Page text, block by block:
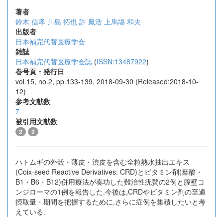
著者
鈴木 信孝 川島 拓也 許 鳳浩 上馬塲 和夫
出版者
日本補完代替医療学会
雑誌
日本補完代替医療学会誌 (ISSN:13487922)
巻号頁・発行日
vol.15, no.2, pp.133-139, 2018-09-30 (Released:2018-10-
12)
参考文献数
7
被引用文献数
2 2
ハトムギの外殻・薄皮・渋皮を含む全粒熱水抽出エキス
(Coix-seed Reactive Derivatives: CRD)とビタミン剤(葉酸・
B1・B6・B12)併用療法が奏功した難治性疣贅の2例と膣壁コ
ンジローマの1例を報告した.今後は,CRDやビタミン剤の至適
摂取量・期間を把握するために,さらに症例を集積したいと考
えている.